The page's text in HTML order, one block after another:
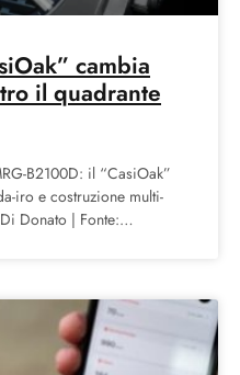
cambia
il quadrante
B2100D: il “CasiOak”
iro e costruzione multi-
Donato | Fonte: